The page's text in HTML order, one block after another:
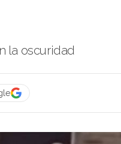
la oscuridad